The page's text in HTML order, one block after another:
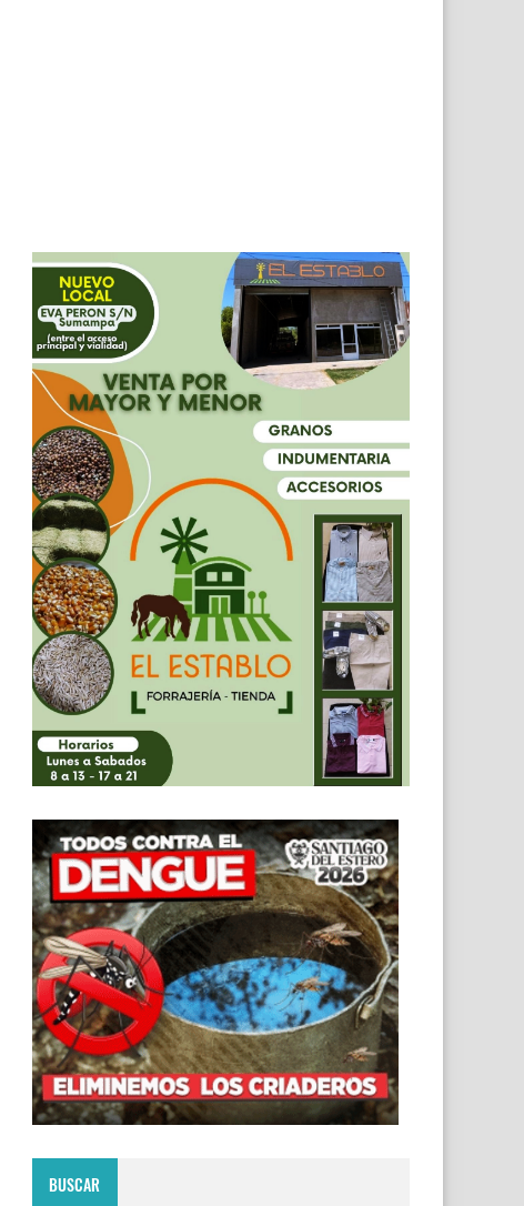
BUSCAR